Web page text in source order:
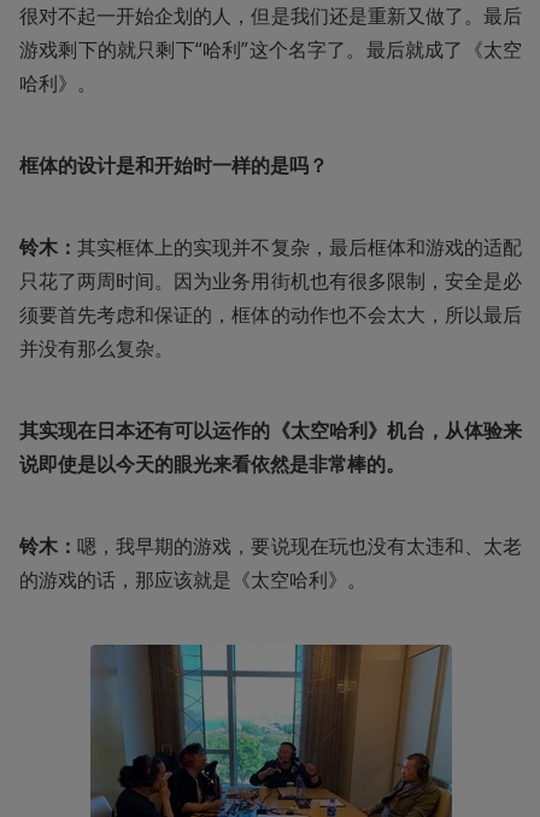
很对不起一开始企划的人，但是我们还是重新又做了。最后
游戏剩下的就只剩下“哈利”这个名字了。最后就成了《太空
哈利》。
框体的设计是和开始时一样的是吗？
铃木：其实框体上的实现并不复杂，最后框体和游戏的适配
只花了两周时间。因为业务用街机也有很多限制，安全是必
须要首先考虑和保证的，框体的动作也不会太大，所以最后
并没有那么复杂。
其实现在日本还有可以运作的《太空哈利》机台，从体验来
说即使是以今天的眼光来看依然是非常棒的。
铃木：嗯，我早期的游戏，要说现在玩也没有太违和、太老
的游戏的话，那应该就是《太空哈利》。